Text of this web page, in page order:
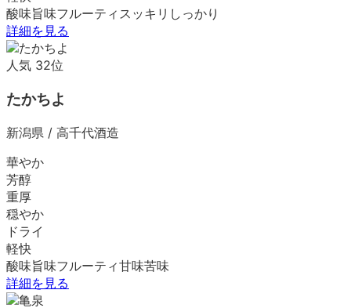
酸味旨味フルーティ スッキリ しっかり
詳細を見る
人気 32位
たかちよ
新潟県 / 高千代酒造
華やか
芳醇
重厚
穏やか
ドライ
軽快
酸味旨味フルーティ甘味苦味
詳細を見る